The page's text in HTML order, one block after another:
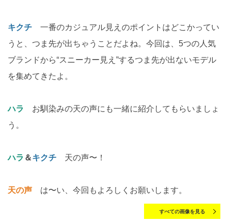
キクチ 一番のカジュアル見えのポイントはどこかってい
うと、つま先が出ちゃうことだよね。今回は、5つの人気
ブランドから“スニーカー見え”するつま先が出ないモデル
を集めてきたよ。
ハラ
お馴染みの天の声にも一緒に紹介してもらいましょ
う。
ハラ ＆キクチ 天の声〜！
天の声 は〜い、今回もよろしくお願いします。
すべての画像を見る